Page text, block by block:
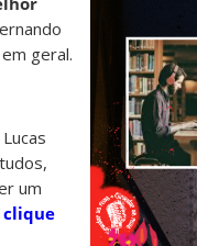
geral.
um
clique